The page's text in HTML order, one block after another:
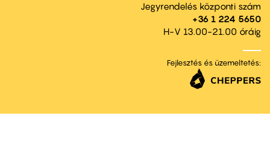
Jegyrendelés központi szám
+36 1 224 5650
H-V 13.00-21.00 óráig
Fejlesztés és üzemeltetés: